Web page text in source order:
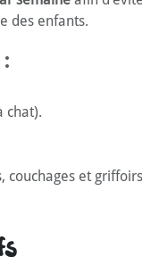
des enfants.
chat).
couchages et